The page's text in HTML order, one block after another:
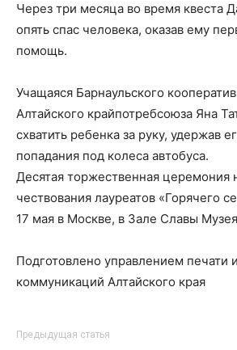
Через три месяца во время квеста
опять спас человека, оказав ему
помощь.
Учащаяся Барнаульского
Алтайского крайпотребсоюза Яна
схватить ребенка за руку, удержав
попадания под колеса автобуса.
Десятая торжественная церемония
чествования лауреатов «Горячего
17 мая в Москве, в Зале Славы
Подготовлено управлением печати
коммуникаций Алтайского края
Предыдущая статья